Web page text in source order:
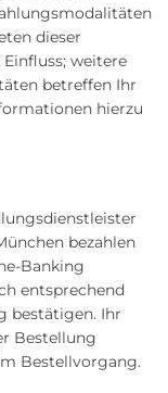
dieser
weitere
betreffen Ihr
hierzu
bezahlen
Banking
entsprechend
bestätigen. Ihr
Bestellung
Bestellvorgang.